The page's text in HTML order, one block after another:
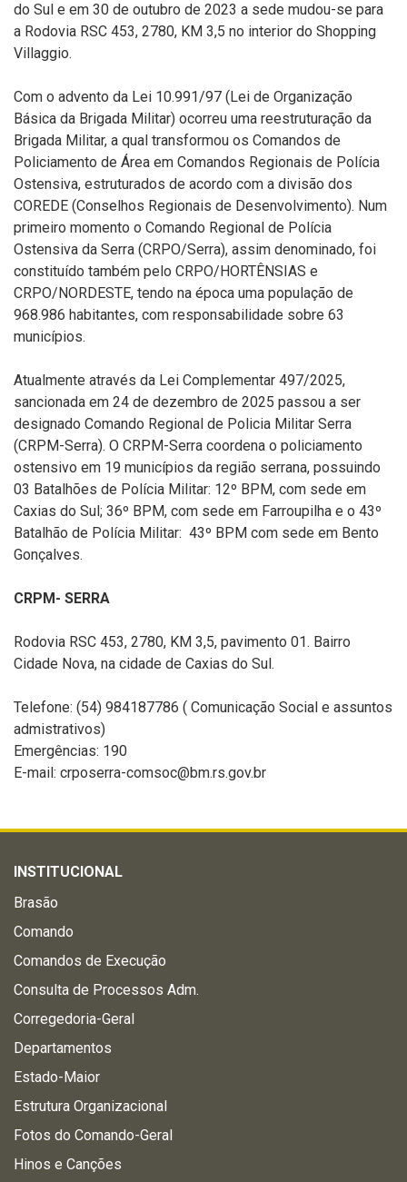
do Sul e em 30 de outubro de 2023 a sede mudou-se para
a Rodovia RSC 453, 2780, KM 3,5 no interior do Shopping
Villaggio.
Com o advento da Lei 10.991/97 (Lei de Organização
Básica da Brigada Militar) ocorreu uma reestruturação da
Brigada Militar, a qual transformou os Comandos de
Policiamento de Área em Comandos Regionais de Polícia
Ostensiva, estruturados de acordo com a divisão dos
COREDE (Conselhos Regionais de Desenvolvimento). Num
primeiro momento o Comando Regional de Polícia
Ostensiva da Serra (CRPO/Serra), assim denominado, foi
constituído também pelo CRPO/HORTÊNSIAS e
CRPO/NORDESTE, tendo na época uma população de
968.986 habitantes, com responsabilidade sobre 63
municípios.
Atualmente através da Lei Complementar 497/2025,
sancionada em 24 de dezembro de 2025 passou a ser
designado Comando Regional de Policia Militar Serra
(CRPM-Serra). O CRPM-Serra coordena o policiamento
ostensivo em 19 municípios da região serrana, possuindo
03 Batalhões de Polícia Militar: 12º BPM, com sede em
Caxias do Sul; 36º BPM, com sede em Farroupilha e o 43º
Batalhão de Polícia Militar: 43º BPM com sede em Bento
Gonçalves.
CRPM- SERRA
Rodovia RSC 453, 2780, KM 3,5, pavimento 01. Bairro
Cidade Nova, na cidade de Caxias do Sul.
Telefone: (54) 984187786 ( Comunicação Social e assuntos
admistrativos)
Emergências: 190
E-mail: crposerra-comsoc@bm.rs.gov.br
INSTITUCIONAL
Brasão
Comando
Comandos de Execução
Consulta de Processos Adm.
Corregedoria-Geral
Departamentos
Estado-Maior
Estrutura Organizacional
Fotos do Comando-Geral
Hinos e Canções